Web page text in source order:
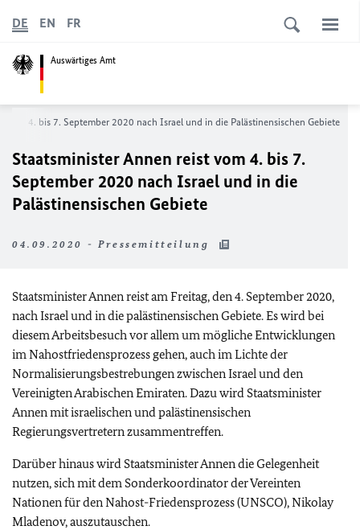
Auswärtiges Amt
DE EN FR
vom 4. bis 7. September 2020 nach Israel und in die Palästinensischen Gebiete
Staatsminister Annen reist vom 4. bis 7.
September 2020 nach Israel und in die
Palästinensischen Gebiete
04.09.2020 - Pressemitteilung
Staatsminister Annen reist am Freitag, den 4. September 2020,
nach Israel und in die palästinensischen Gebiete. Es wird bei
diesem Arbeitsbesuch vor allem um mögliche Entwicklungen
im Nahostfriedensprozess gehen, auch im Lichte der
Normalisierungsbestrebungen zwischen Israel und den
Vereinigten Arabischen Emiraten. Dazu wird Staatsminister
Annen mit israelischen und palästinensischen
Regierungsvertretern zusammentreffen.
Darüber hinaus wird Staatsminister Annen die Gelegenheit
nutzen, sich mit dem Sonderkoordinator der Vereinten
Nationen für den Nahost-Friedensprozess (UNSCO), Nikolay
Mladenov, auszutauschen.